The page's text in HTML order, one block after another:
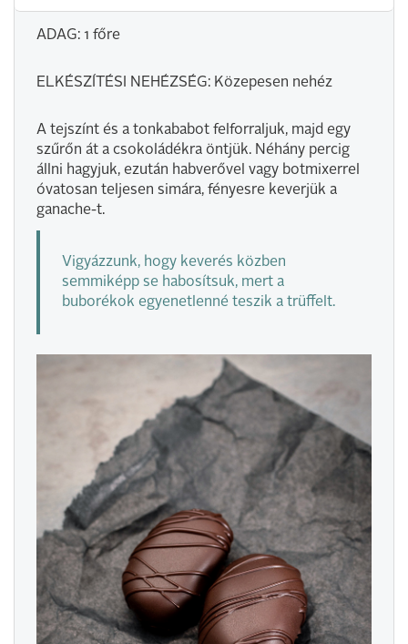
ADAG: 1 főre
ELKÉSZÍTÉSI NEHÉZSÉG: Közepesen nehéz
A tejszínt és a tonkababot felforraljuk, majd egy
szűrőn át a csokoládékra öntjük. Néhány percig
állni hagyjuk, ezután habverővel vagy botmixerrel
óvatosan teljesen simára, fényesre keverjük a
ganache-t.
Vigyázzunk, hogy keverés közben
semmiképp se habosítsuk, mert a
buborékok egyenetlenné teszik a trüffelt.